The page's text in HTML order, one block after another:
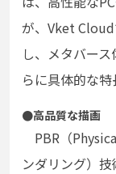
が、Vket
し、メタバー
らに具体的な特
●高品質な描画
PBR（
ンダリング）